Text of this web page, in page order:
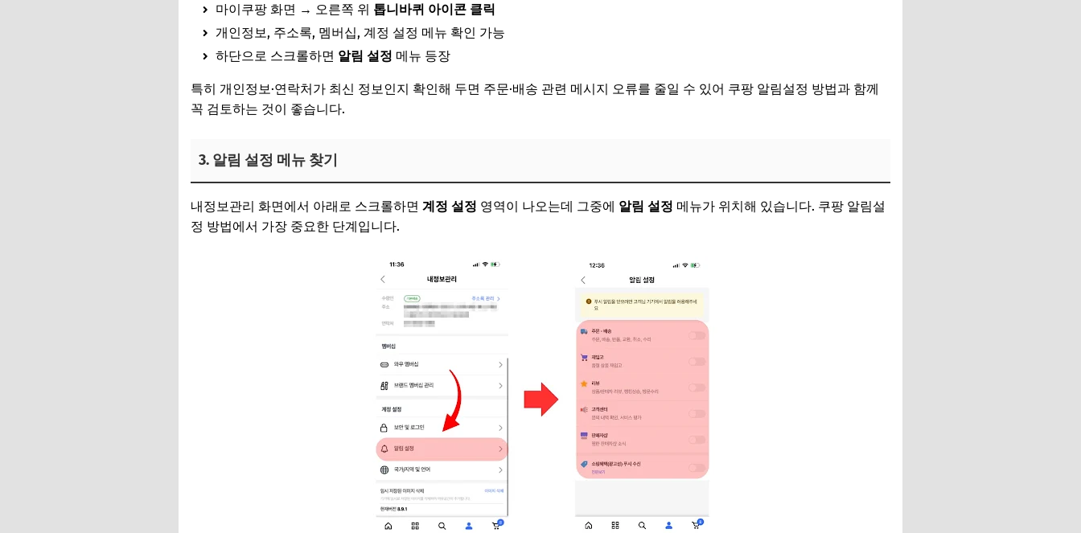
마이쿠팡 화면 → 오른쪽 위 톱니바퀴 아이콘 클릭
개인정보, 주소록, 멤버십, 계정 설정 메뉴 확인 가능
하단으로 스크롤하면 알림 설정 메뉴 등장
특히 개인정보·연락처가 최신 정보인지 확인해 두면 주문·배송 관련 메시지 오류를 줄일 수 있어 쿠팡 알림설정 방법과 함께
꼭 검토하는 것이 좋습니다.
3. 알림 설정 메뉴 찾기
내정보관리 화면에서 아래로 스크롤하면 계정 설정 영역이 나오는데 그중에 알림 설정 메뉴가 위치해 있습니다. 쿠팡 알림설
정 방법에서 가장 중요한 단계입니다.